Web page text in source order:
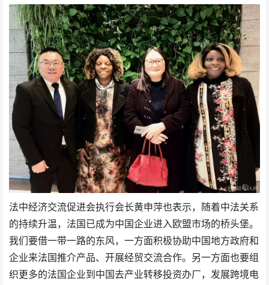
法中经济交流促进会执行会长黄申萍也表示，随着中法关系
的持续升温，法国已成为中国企业进入欧盟市场的桥头堡。
我们要借一带一路的东风，一方面积极协助中国地方政府和
企业来法国推介产品、开展经贸交流合作。另一方面也要组
织更多的法国企业到中国去产业转移投资办厂，发展跨境电